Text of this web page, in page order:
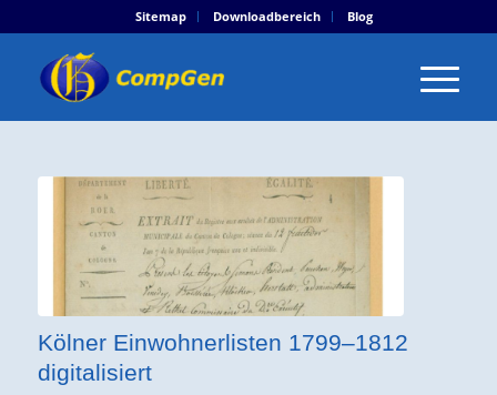
Sitemap Downloadbereich Blog
Kölner Einwohnerlisten 1799–1812
digitalisiert